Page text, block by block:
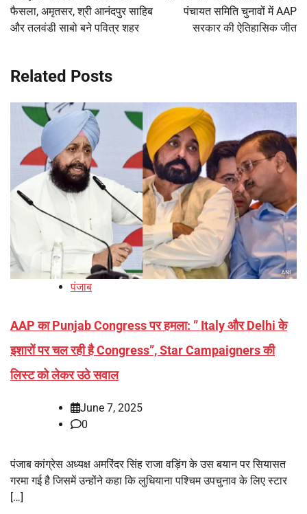
फैसला, अमृतसर, श्री आनंदपुर साहिब
और तलवंडी साबो बने पवित्र शहर
पंचायत समिति चुनावों में AAP
सरकार की ऐतिहासिक जीत
Related Posts
पंजाब
AAP का Punjab Congress पर हमला: ” Italy और Delhi के
इशारों पर चल रही है Congress”, Star Campaigners की
लिस्ट को लेकर उठे सवाल
June 7, 2025
0
पंजाब कांग्रेस अध्यक्ष अमरिंदर सिंह राजा वड़िंग के उस बयान पर सियासत
गरमा गई है जिसमें उन्होंने कहा कि लुधियाना पश्चिम उपचुनाव के लिए स्टार
[…]